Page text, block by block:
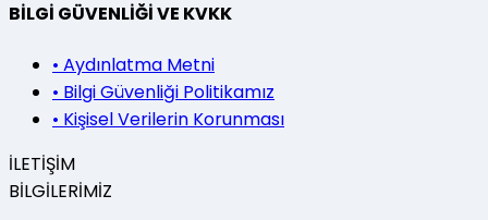
BİLGİ GÜVENLİĞİ VE KVKK
• Aydınlatma Metni
• Bilgi Güvenliği Politikamız
• Kişisel Verilerin Korunması
İLETİŞİM
BİLGİLERİMİZ